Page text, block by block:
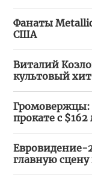
Фанаты
США
Виталий
культовый хит
Громовержцы:
прокате с
Евровидение-
главную